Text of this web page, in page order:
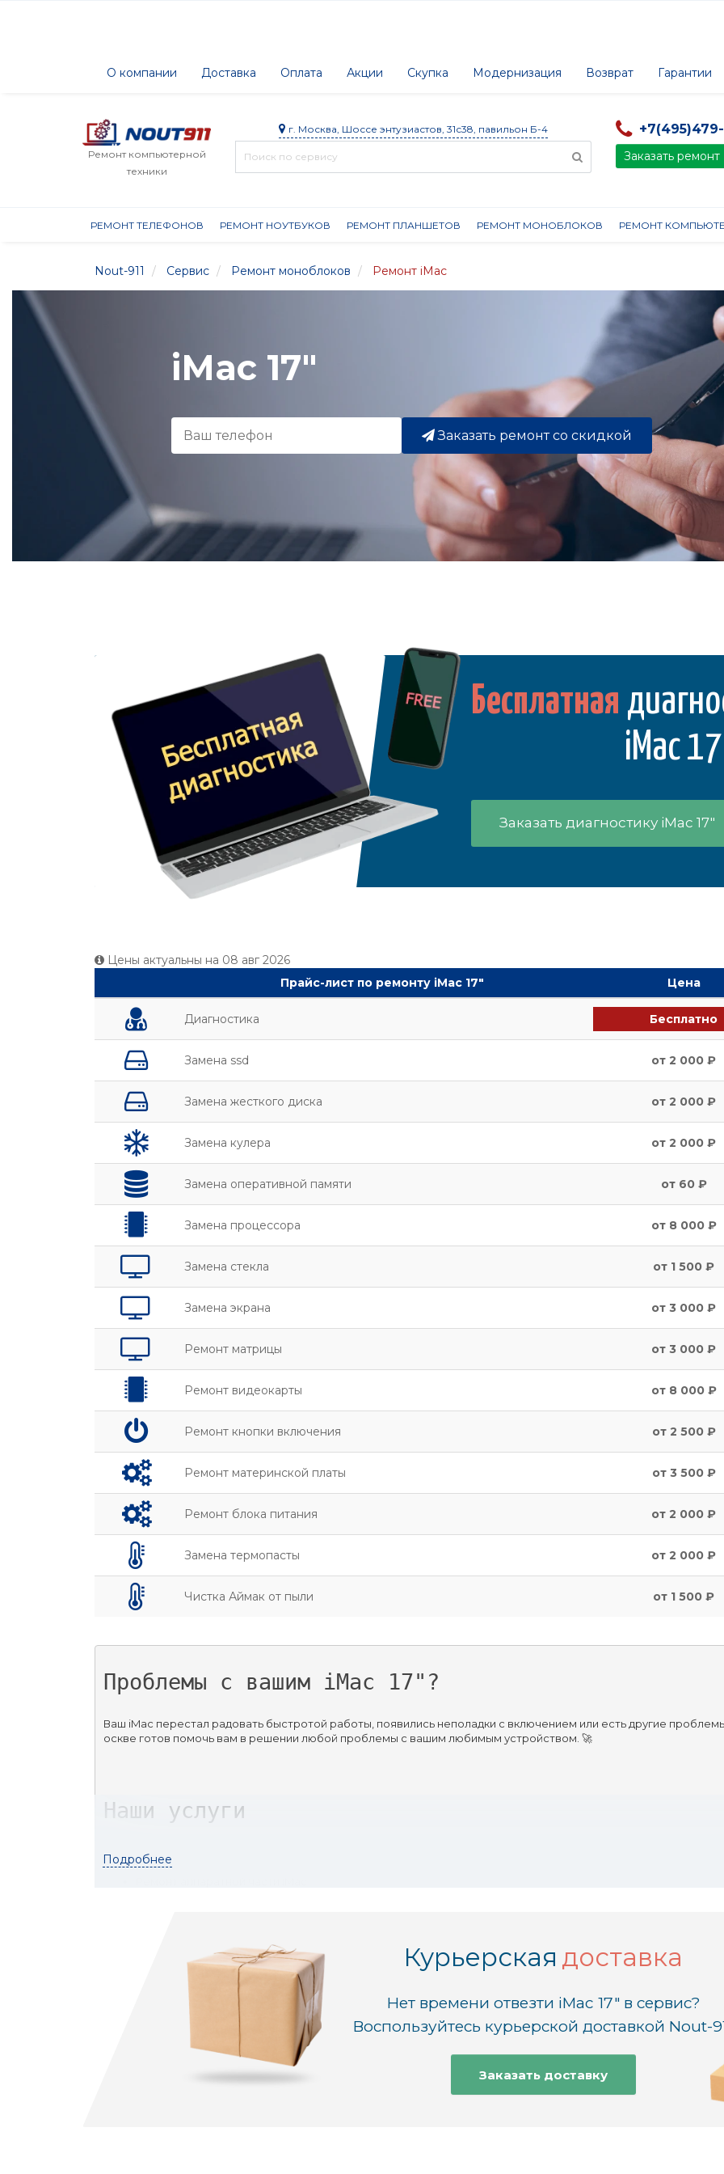
О компании Доставка Оплата Акции Скупка Модернизация Возврат Гарантии
Ремонт компьютерной
техники
г. Москва, Шоссе энтузиастов, 31с38, павильон Б-4
Заказать ремонт
РЕМОНТ ТЕЛЕФОНОВ РЕМОНТ НОУТБУКОВ РЕМОНТ ПЛАНШЕТОВ РЕМОНТ МОНОБЛОКОВ РЕМОНТ
Nout-911 Сервис Ремонт моноблоков Ремонт iMac
iMac 17"
Заказать ремонт со скидкой
Бесплатная
iMac
Заказать диагностику iMac 17"
Цены актуальны на 08 авг 2026
Прайс-лист по ремонту iMac 17"
Цена
Диагностика Бесплатно
Замена ssd от 2 000 ₽
Замена жесткого диска от 2 000 ₽
Замена кулера от 2 000 ₽
Замена оперативной памяти от 60 ₽
Замена процессора от 8 000 ₽
Замена стекла от 1 500 ₽
Замена экрана от 3 000 ₽
Ремонт матрицы от 3 000 ₽
Ремонт видеокарты от 8 000 ₽
Ремонт кнопки включения от 2 500 ₽
Ремонт материнской платы от 3 500 ₽
Ремонт блока питания от 2 000 ₽
Замена термопасты от 2 000 ₽
Чистка Аймак от пыли от 1 500 ₽
Проблемы с вашим iMac 17"?
Ваш iMac перестал радовать быстротой работы, появились неполадки с включением или есть другие
оскве готов помочь вам в решении любой проблемы с вашим любимым устройством. 🚀
Наши услуги
Ремонт и замена видеокарты
Оптимизация системы и программного обеспечения
Чистка от пыли и замена термопасты
Подробнее
Курьерская доставка
Нет времени отвезти iMac 17" в сервис?
Воспользуйтесь курьерской доставкой Nout-
Заказать доставку